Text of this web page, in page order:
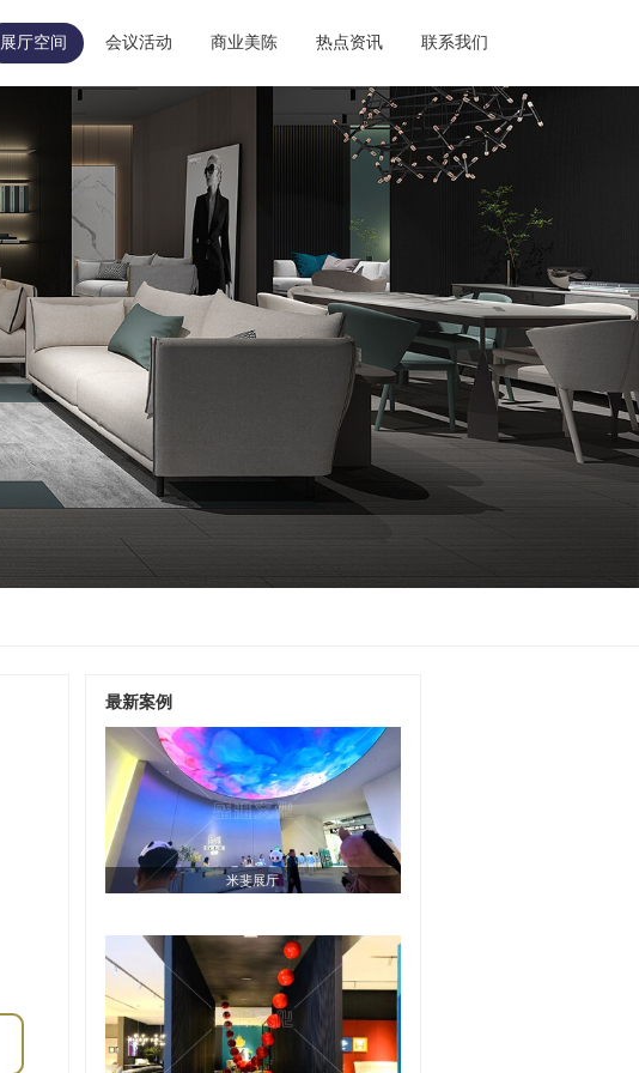
展厅空间 会议活动 商业美陈 热点资讯 联系我们
最新案例
米斐展厅